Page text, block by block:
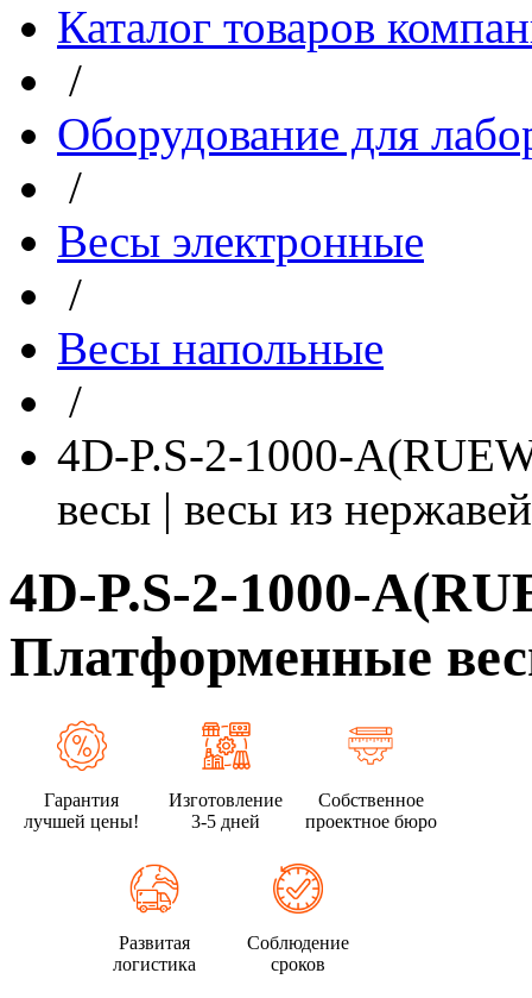
Каталог товаров
/
Оборудование для
/
Весы электронные
/
Весы напольные
/
4D-P.S-2-1000-
весы | весы из
4D-P.S-2-1000-
Платформенные
Гарантия
лучшей цены!
Изготовление
3-5 дней
Собственное
проектное бюро
Развитая
логистика
Соблюдение
сроков